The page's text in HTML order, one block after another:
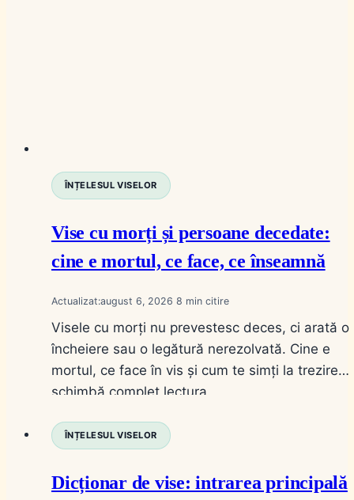
ÎNȚELESUL VISELOR
Vise cu morți și persoane decedate:
cine e mortul, ce face, ce înseamnă
Actualizat:august 6, 2026 8
Visele cu morți nu prevestesc deces, ci arată o
încheiere sau o legătură nerezolvată. Cine e
mortul, ce face în vis și cum te simți la trezire
schimbă complet lectura.
ÎNȚELESUL VISELOR
Dicționar de vise: intrarea principală